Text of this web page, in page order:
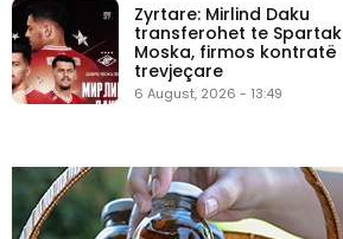
Zyrtare: Mirlind Daku
transferohet te Spartak
Moska, firmos kontratë
trevjeçare
6 August, 2026 - 13:49